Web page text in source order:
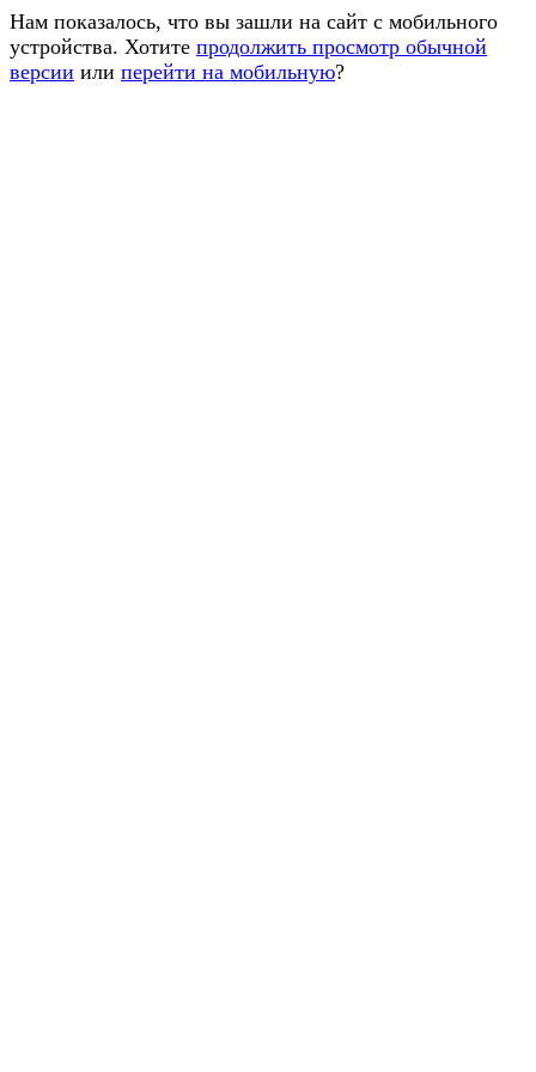
Нам показалось, что вы зашли на сайт с мобильного
устройства. Хотите продолжить просмотр обычной
версии или перейти на мобильную?